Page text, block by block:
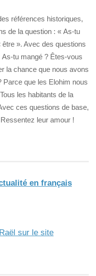
références historiques,
de la question : « As-tu
être ». Avec des questions
tu mangé ? Êtes-vous
la chance que nous avons
que les Elohim nous
les habitants de la
ces questions de base,
leur amour !
en français
sur le site